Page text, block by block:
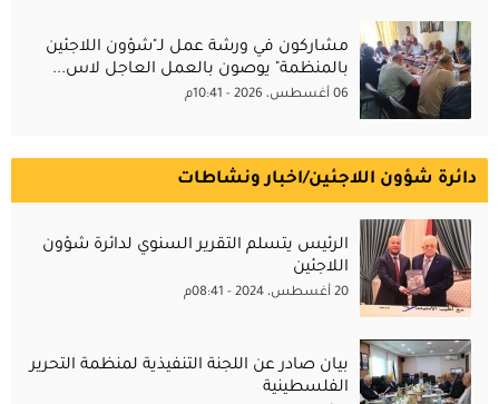
مشاركون في ورشة عمل لـ"شؤون اللاجئين
بالمنظمة" يوصون بالعمل العاجل لاس...
06 أغسطس، 2026 - 10:41م
دائرة شؤون اللاجئين/اخبار ونشاطات
الرئيس يتسلم التقرير السنوي لدائرة شؤون
اللاجئين
20 أغسطس، 2024 - 08:41م
بيان صادر عن اللجنة التنفيذية لمنظمة التحرير
الفلسطينية